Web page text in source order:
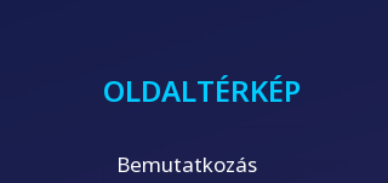
OLDALTÉRKÉP
Bemutatkozás